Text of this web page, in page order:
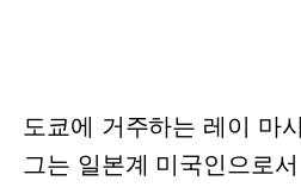
도쿄에 거주하는 레이 마
그는 일본계 미국인으로